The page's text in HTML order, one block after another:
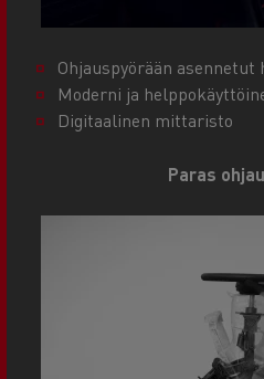
Ohjauspyörään
Moderni ja
Digitaalinen mittaristo
Paras